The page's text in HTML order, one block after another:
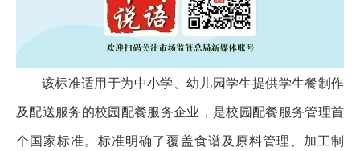
该标准适用于为中小学、幼儿园学生提供学生餐制作
及配送服务的校园配餐服务企业，是校园配餐服务管理首
个国家标准。标准明确了覆盖食谱及原料管理、加工制